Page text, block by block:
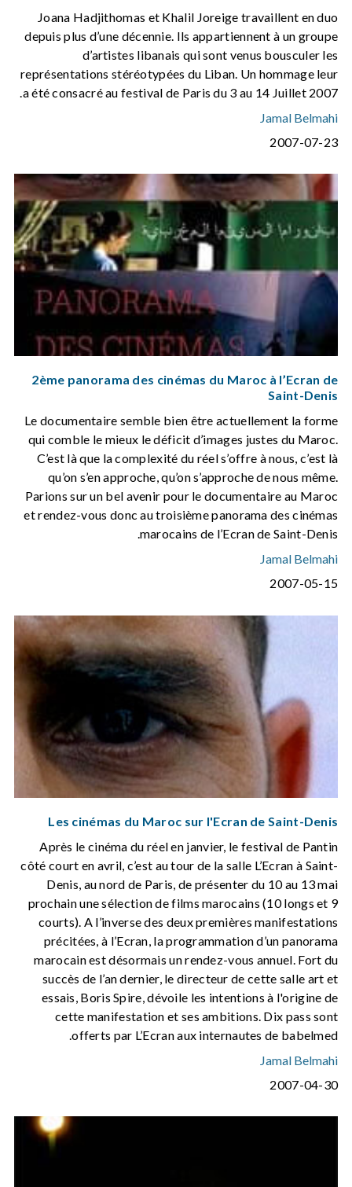
Joana Hadjithomas et Khalil Joreige travaillent en duo
depuis plus d’une décennie. Ils appartiennent à un groupe
d’artistes libanais qui sont venus bousculer les
représentations stéréotypées du Liban. Un hommage leur
a été consacré au festival de Paris du 3 au 14 Juillet 2007.
Jamal Belmahi
2007-07-23
2ème panorama des cinémas du Maroc à l’Ecran de
Saint-Denis
Le documentaire semble bien être actuellement la forme
qui comble le mieux le déficit d’images justes du Maroc.
C’est là que la complexité du réel s’offre à nous, c’est là
qu’on s’en approche, qu’on s’approche de nous même.
Parions sur un bel avenir pour le documentaire au Maroc
et rendez-vous donc au troisième panorama des cinémas
marocains de l’Ecran de Saint-Denis.
Jamal Belmahi
2007-05-15
Les cinémas du Maroc sur l'Ecran de Saint-Denis
Après le cinéma du réel en janvier, le festival de Pantin
côté court en avril, c’est au tour de la salle L’Ecran à Saint-
Denis, au nord de Paris, de présenter du 10 au 13 mai
prochain une sélection de films marocains (10 longs et 9
courts). A l’inverse des deux premières manifestations
précitées, à l’Ecran, la programmation d’un panorama
marocain est désormais un rendez-vous annuel. Fort du
succès de l’an dernier, le directeur de cette salle art et
essais, Boris Spire, dévoile les intentions à l'origine de
cette manifestation et ses ambitions. Dix pass sont
offerts par L’Ecran aux internautes de babelmed.
Jamal Belmahi
2007-04-30